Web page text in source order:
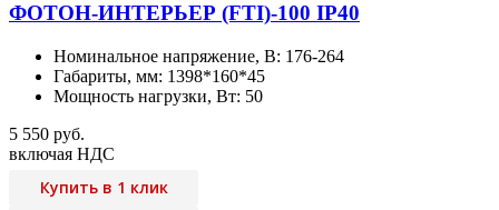
ФОТОН-ИНТЕРЬЕР (FTI)-100 IP40
Номинальное напряжение, В: 176-264
Габариты, мм: 1398*160*45
Мощность нагрузки, Вт: 50
5 550 руб.
включая НДС
Купить в 1 клик